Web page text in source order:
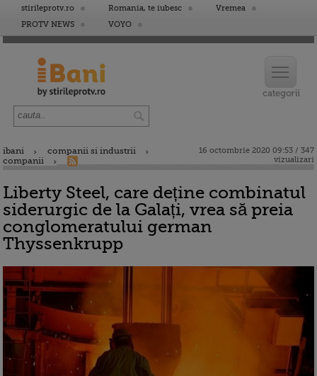
stirileprotv.ro Romania, te iubesc
Vremea
PROTV NEWS
VOYO
ibani
companii si industrii
companii
16 octombrie 2020 09:53 / 347
vizualizari
Liberty Steel, care deține combinatul
siderurgic de la Galați, vrea să preia
conglomeratului german
Thyssenkrupp